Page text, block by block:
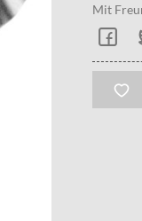
Mit